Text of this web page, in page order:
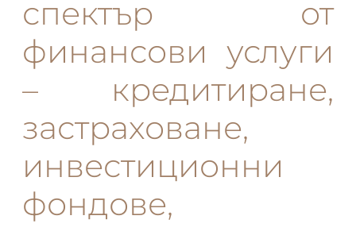
спектър от
финансови услуги
– кредитиране,
застраховане,
инвестиционни
фондове,